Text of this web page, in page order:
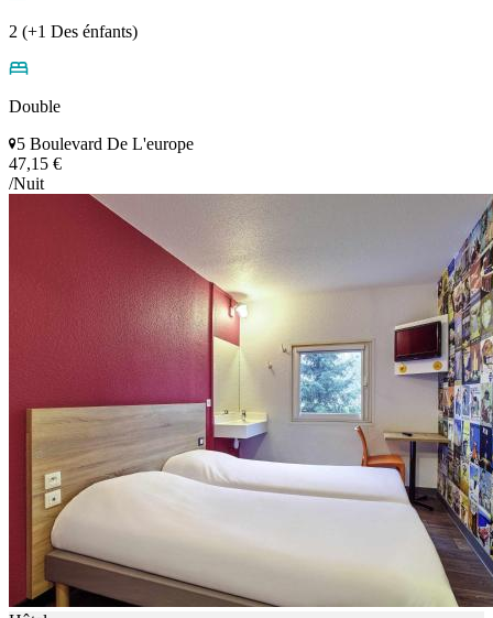
2 (+1 Des énfants)
Double
5 Boulevard De L'europe
47,15 €
/Nuit